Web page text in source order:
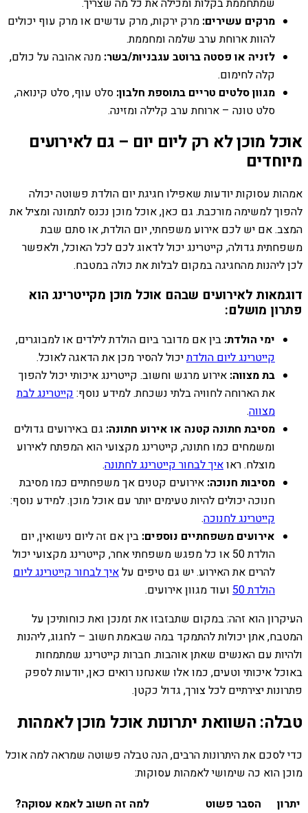
מרקים עשירים: מרק ירקות, מרק עדשים או מרק עוף יכולים
להוות ארוחת ערב שלמה ומחממת.
לזניה או פסטה ברוטב עגבניות/בשר: מנה אהובה על כולם,
קלה לחימום.
מגוון סלטים טריים בתוספת חלבון: סלט עוף, סלט קינואה,
סלט טונה – ארוחת ערב קלילה ומזינה.
אוכל מוכן לא רק ליום יום – גם לאירועים
מיוחדים
אמהות עסוקות יודעות שאפילו חגיגת יום הולדת פשוטה יכולה
להפוך למשימה מורכבת. גם כאן, אוכל מוכן נכנס לתמונה ומציל את
המצב. אם יש לכם אירוע משפחתי, יום הולדת, או סתם שבת
משפחתית גדולה, קייטרינג יכול לדאוג לכם לכל האוכל, ולאפשר
לכן ליהנות מהחגיגה במקום לבלות את כולה במטבח.
דוגמאות לאירועים שבהם אוכל מוכן מקייטרינג הוא
פתרון מושלם:
ימי הולדת: בין אם מדובר ביום הולדת לילדים או למבוגרים,
קייטרינג ליום הולדתיכול להסיר מכן את הדאגה לאוכל.
בת מצווה: אירוע מרגש וחשוב. קייטרינג איכותי יכול להפוך
את הארוחה לחוויה בלתי נשכחת. למידע נוסף:קייטרינג לבת
מצווה.
מסיבת חתונה קטנה או אירוע חתונה: גם באירועים גדולים
ומשמחים כמו חתונה, קייטרינג מקצועי הוא המפתח לאירוע
מוצלח. ראואיך לבחור קייטרינג לחתונה.
מסיבות חנוכה: אירועים קטנים אך משפחתיים כמו מסיבת
חנוכה יכולים להיות טעימים יותר עם אוכל מוכן. למידע נוסף:
קייטרינג לחנוכה.
אירועים משפחתיים נוספים: בין אם זה ליום נישואין, יום
הולדת 50 או כל מפגש משפחתי אחר, קייטרינג מקצועי יכול
להרים את האירוע. יש גם טיפים עלאיך לבחור קייטרינג ליום
הולדת 50
ועוד מגוון אירועים.
העיקרון הוא זהה: במקום שתבזבזו את זמנכן ואת כוחותיכן על
המטבח, אתן יכולות להתמקד במה שבאמת חשוב – לחגוג, ליהנות
ולהיות עם האנשים שאתן אוהבות. חברות קייטרינג שמתמחות
באוכל איכותי וטעים, כמו אלו שאנחנו רואים כאן, יודעות לספק
פתרונות יצירתיים לכל צורך, גדול כקטן.
טבלה: השוואת יתרונות אוכל מוכן לאמהות
כדי לסכם את היתרונות הרבים, הנה טבלה פשוטה שמראה למה אוכל
מוכן הוא כה שימושי לאמהות עסוקות:
יתרון
הסבר פשוט
למה זה חשוב לאמא עסוקה?